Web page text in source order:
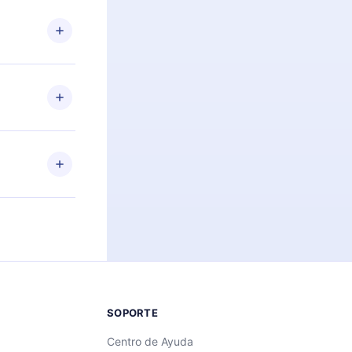
el
de
más de
leer o
iOS,
momento
SOPORTE
Centro de Ayuda